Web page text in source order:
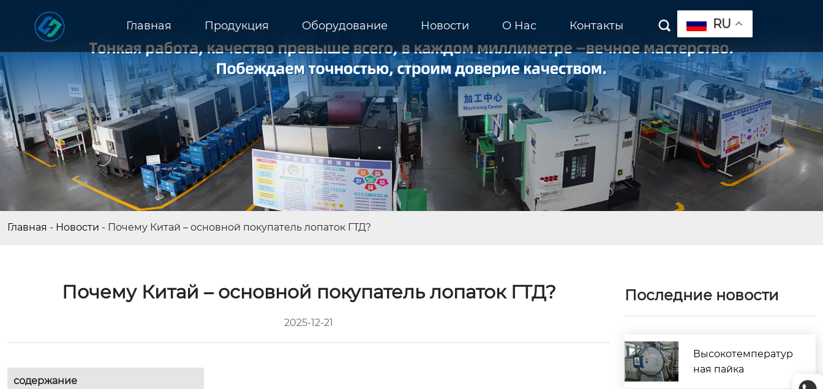
Главная Продукция Оборудование Новости О Hас Контакты  RU
Главная - Новости - Почему Китай – основной покупатель лопаток ГТД?
Почему Китай – основной покупатель лопаток ГТД?
2025-12-21
содержание
Последние новости
Высокотемператур
ная пайка